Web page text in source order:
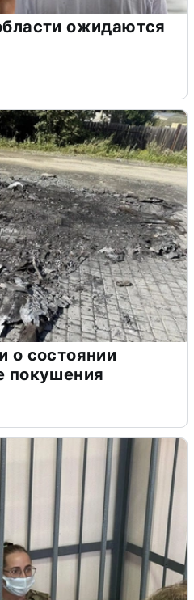
ожидаются
о состоянии
покушения